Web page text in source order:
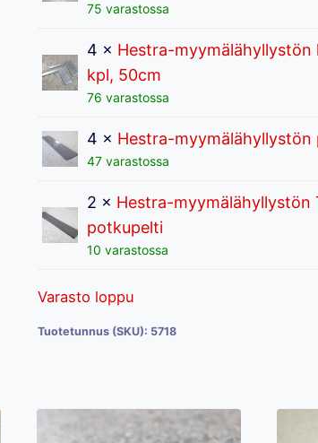
75 varastossa
4 × Hestra-
kpl, 50cm
76 varastossa
4 × Hestra-
47 varastossa
2 × Hestra-myymälähyllystön
potkupelti
10 varastossa
Varasto loppu
Tuotetunnus (SKU): 5718